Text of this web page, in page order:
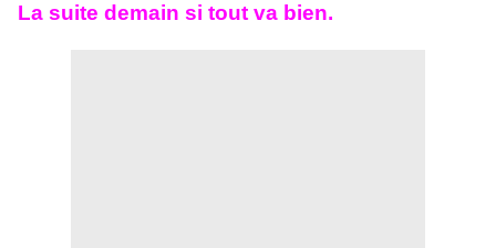
La suite demain si tout va bien.